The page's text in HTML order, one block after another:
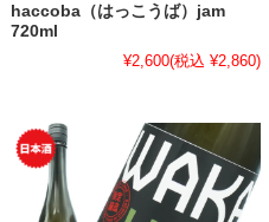
haccoba（はっこうば）jam
720ml
¥2,600(税込 ¥2,860)